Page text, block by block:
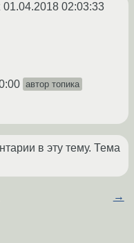
01.04.2018 02:03:33
автор топика
в эту тему. Тема
→